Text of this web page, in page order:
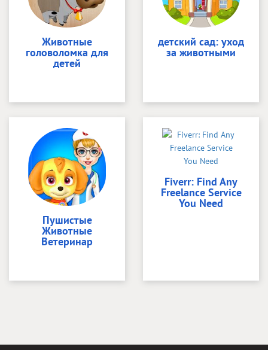
Животные
головоломка для
детей
детский сад: уход
за животными
Пушистые
Животные
Ветеринар
Fiverr: Find Any
Freelance Service
You Need